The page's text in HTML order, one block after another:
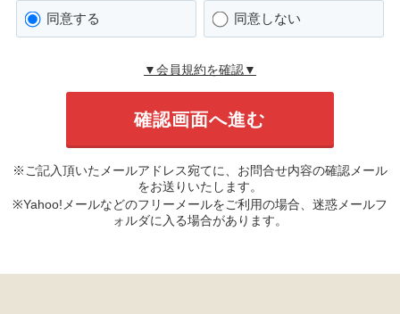
同意する 同意しない
▼会員規約を確認▼
※ご記入頂いたメールアドレス宛てに、お問合せ内容の確認メール
をお送りいたします。
※Yahoo!メールなどのフリーメールをご利用の場合、迷惑メールフ
ォルダに入る場合があります。